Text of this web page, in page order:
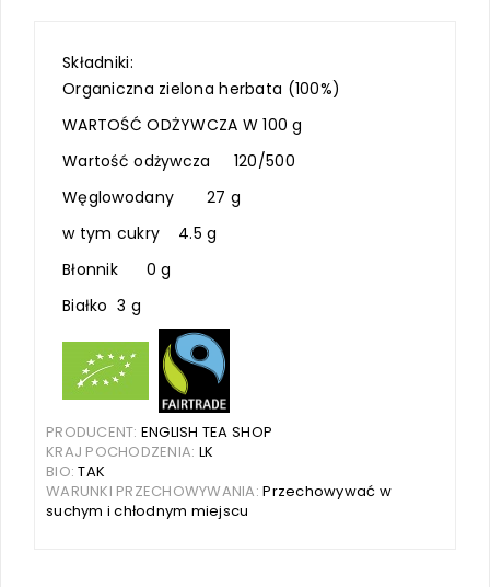
Składniki:
Organiczna zielona herbata (100%)
WARTOŚĆ ODŻYWCZA W 100 g
Wartość odżywcza 120/500
Węglowodany 27 g
w tym cukry 4.5 g
Błonnik 0 g
Białko 3 g
PRODUCENT: ENGLISH TEA SHOP
KRAJ POCHODZENIA: LK
BIO: TAK
WARUNKI PRZECHOWYWANIA: Przechowywać w
suchym i chłodnym miejscu